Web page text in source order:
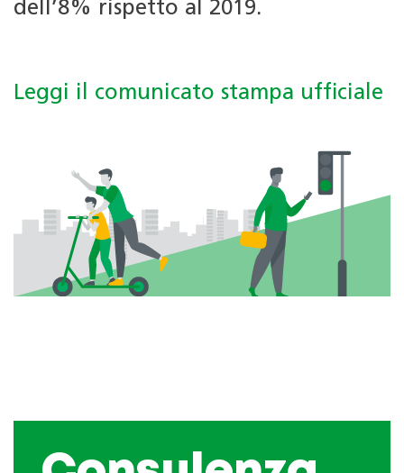
dell’8% rispetto al 2019.
Leggi il comunicato stampa ufficiale